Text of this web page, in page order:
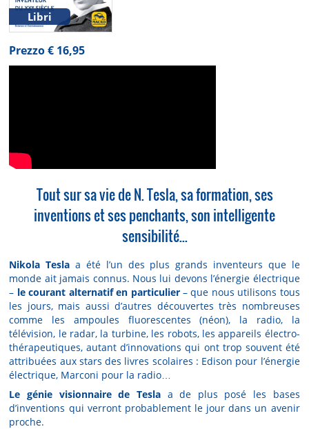
Libri
Prezzo € 16,95
Tout sur sa vie de N. Tesla, sa formation, ses
inventions et ses penchants, son intelligente
sensibilité...
Nikola Tesla a été l’un des plus grands inventeurs que le
monde ait jamais connus. Nous lui devons l’énergie électrique
– le courant alternatif en particulier– que nous utilisons tous
les jours, mais aussi d’autres découvertes très nombreuses
comme les ampoules fluorescentes (néon), la radio, la
télévision, le radar, la turbine, les robots, les appareils électro-
thérapeutiques, autant d’innovations qui ont trop souvent été
attribuées aux stars des livres scolaires : Edison pour l’énergie
électrique, Marconi pour la radio…
Le génie visionnaire de Teslaa de plus posé les bases
d’inventions qui verront probablement le jour dans un avenir
proche.